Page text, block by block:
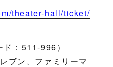
theater-hall/ticket/
ド：511-996）
ブン、ファミリーマ